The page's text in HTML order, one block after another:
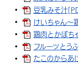
豆乳みそ汁
けいちゃん
鶏肉とかぼち
フルーツとう
たこのからあ